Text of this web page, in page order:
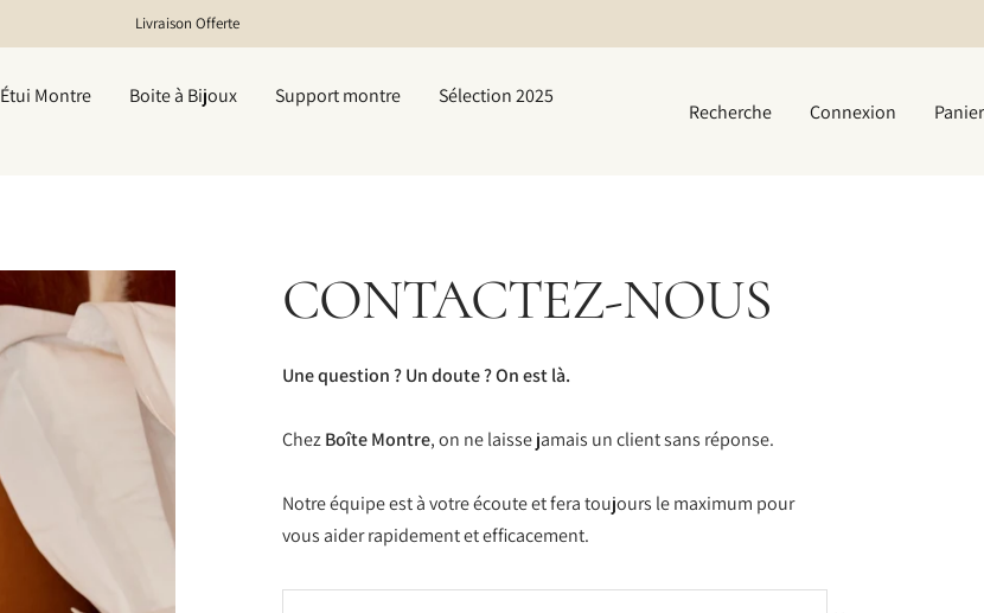
Livraison Offerte
Étui Montre Boite à Bijoux Support montre
Sélection 2025
Recherche Connexion Panier
CONTACTEZ-NOUS
Une question ? Un doute ? On est là.
ChezBoîte Montre, on ne laisse jamais un client sans réponse.
Notre équipe est à votre écoute et fera toujours le maximum pour
vous aider rapidement et efficacement.